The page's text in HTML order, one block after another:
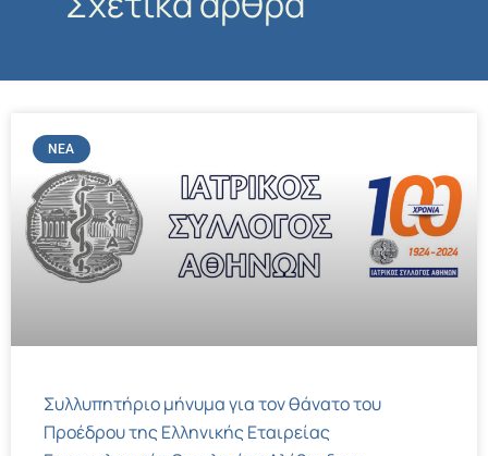
ΝΈΑ
Συλλυπητήριο μήνυμα για τον θάνατο του
Προέδρου της Ελληνικής Εταιρείας